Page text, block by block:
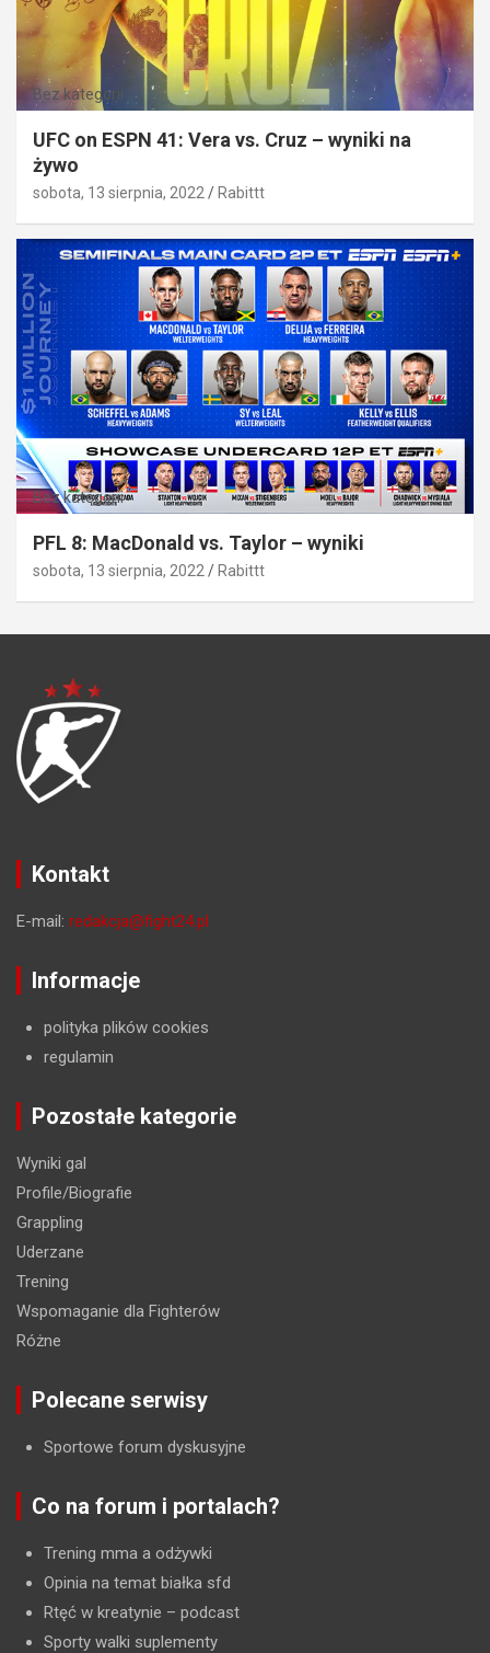
Bez kategorii
UFC on ESPN 41: Vera vs. Cruz – wyniki na
żywo
sobota, 13 sierpnia, 2022 Rabittt
Bez kategorii
PFL 8: MacDonald vs. Taylor – wyniki
sobota, 13 sierpnia, 2022 Rabittt
Kontakt
E-mail: redakcja@fight24.pl
Informacje
polityka plików cookies
regulamin
Pozostałe kategorie
Wyniki gal
Profile/Biografie
Grappling
Uderzane
Trening
Wspomaganie dla Fighterów
Różne
Polecane serwisy
Sportowe forum dyskusyjne
Co na forum i portalach?
Trening mma a odżywki
Opinia na temat białka sfd
Rtęć w kreatynie – podcast
Sporty walki suplementy